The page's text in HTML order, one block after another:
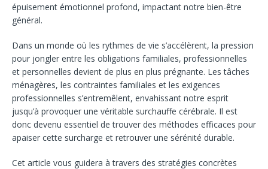
épuisement émotionnel profond, impactant notre bien-être
général.
Dans un monde où les rythmes de vie s’accélèrent, la pression
pour jongler entre les obligations familiales, professionnelles
et personnelles devient de plus en plus prégnante. Les tâches
ménagères, les contraintes familiales et les exigences
professionnelles s’entremêlent, envahissant notre esprit
jusqu’à provoquer une véritable surchauffe cérébrale. Il est
donc devenu essentiel de trouver des méthodes efficaces pour
apaiser cette surcharge et retrouver une sérénité durable.
Cet article vous guidera à travers des stratégies concrètes